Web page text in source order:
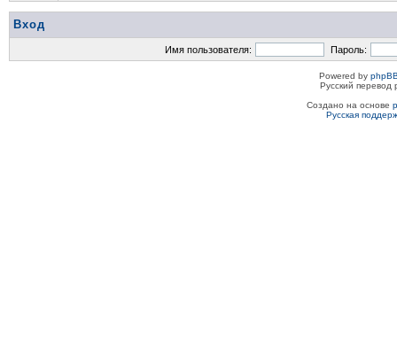
Вход
Имя пользователя: Пароль:
Powered by
Русский
Создано на основе
Русская